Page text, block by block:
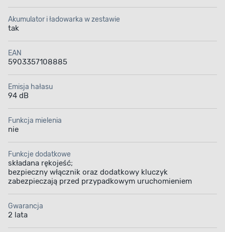
Akumulator i ładowarka w zestawie
tak
EAN
5903357108885
Emisja hałasu
94 dB
Funkcja mielenia
nie
Funkcje dodatkowe
składana rękojeść;
bezpieczny włącznik oraz dodatkowy kluczyk
zabezpieczają przed przypadkowym uruchomieniem
Gwarancja
2 lata